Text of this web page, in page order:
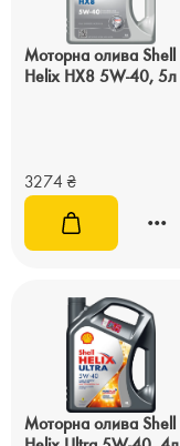
Моторна олива Shell
Helix HX8 5W-40, 5л
3274 ₴
Моторна олива Shell